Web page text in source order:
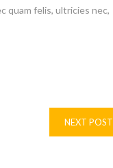
quam felis, ultricies nec,
NEXT POST